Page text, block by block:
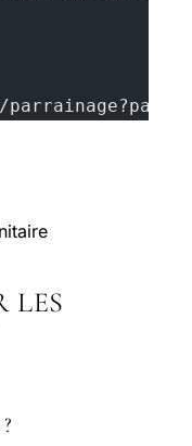
LES